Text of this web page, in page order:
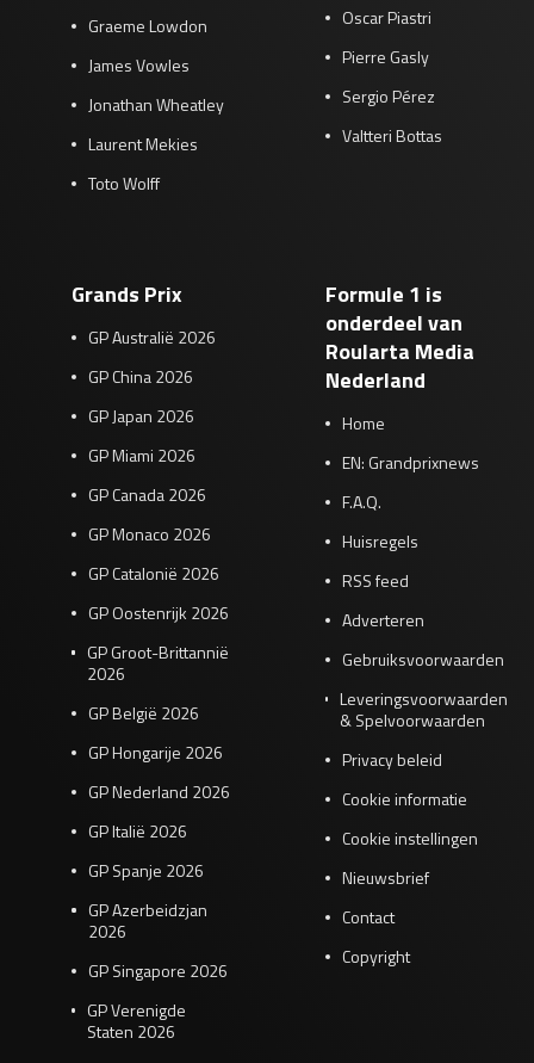
Graeme Lowdon
James Vowles
Jonathan Wheatley
Laurent Mekies
Toto Wolff
Oscar Piastri
Pierre Gasly
Sergio Pérez
Valtteri Bottas
Grands Prix
GP Australië 2026
GP China 2026
GP Japan 2026
GP Miami 2026
GP Canada 2026
GP Monaco 2026
GP Catalonië 2026
GP Oostenrijk 2026
GP Groot-Brittannië
2026
GP België 2026
GP Hongarije 2026
GP Nederland 2026
GP Italië 2026
GP Spanje 2026
GP Azerbeidzjan
2026
GP Singapore 2026
GP Verenigde
Staten 2026
Formule 1 is
onderdeel van
Roularta Media
Nederland
Home
EN: Grandprixnews
F.A.Q.
Huisregels
RSS feed
Adverteren
Gebruiksvoorwaarden
Leveringsvoorwaarden
& Spelvoorwaarden
Privacy beleid
Cookie informatie
Cookie instellingen
Nieuwsbrief
Contact
Copyright